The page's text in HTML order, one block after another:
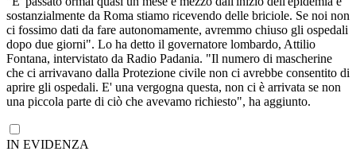
sostanzialmente da Roma stiamo ricevendo delle briciole. Se noi non
ci fossimo dati da fare autonomamente, avremmo chiuso gli ospedali
dopo due giorni". Lo ha detto il governatore lombardo, Attilio
Fontana, intervistato da Radio Padania. "Il numero di mascherine
che ci arrivavano dalla Protezione civile non ci avrebbe consentito di
aprire gli ospedali. E' una vergogna questa, non ci è arrivata se non
una piccola parte di ciò che avevamo richiesto", ha aggiunto.
IN EVIDENZA